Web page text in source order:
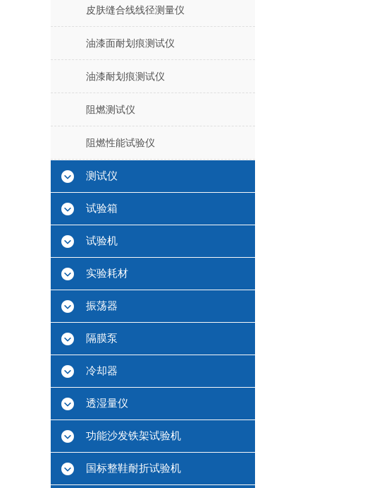
皮肤缝合线线径测量仪
油漆面耐划痕测试仪
油漆耐划痕测试仪
阻燃测试仪
阻燃性能试验仪
测试仪
试验箱
试验机
实验耗材
振荡器
隔膜泵
冷却器
透湿量仪
功能沙发铁架试验机
国标整鞋耐折试验机